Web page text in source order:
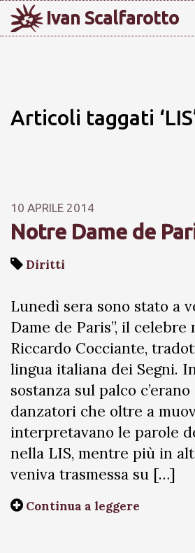
Ivan Scalfarotto
Articoli taggati
10 APRILE 2014
Notre Dame de
Diritti
Lunedì sera sono stato a
Dame de Paris”, il celebre
Riccardo Cocciante,
lingua italiana dei Segni.
sostanza sul palco
danzatori che oltre a
interpretavano le parole
nella LIS, mentre più in
veniva trasmessa su […]
Continua a leggere